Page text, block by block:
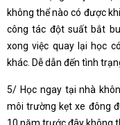
không thể nào có được
công tác đột suất bắt
xong việc quay lại học
khác. Dễ dẫn đến tình
5/ Học ngay tại nhà
môi trường kẹt xe đông